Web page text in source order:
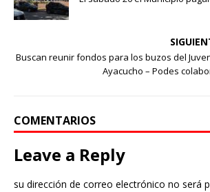
Buscan reunir fondos para los buzos del
Ayacucho – Podes
COMENTARIOS
Leave a Reply
su dirección de correo electrónico no será